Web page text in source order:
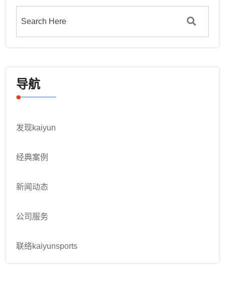
导航
发现kaiyun
经典案例
新闻动态
公司服务
联络kaiyunsports